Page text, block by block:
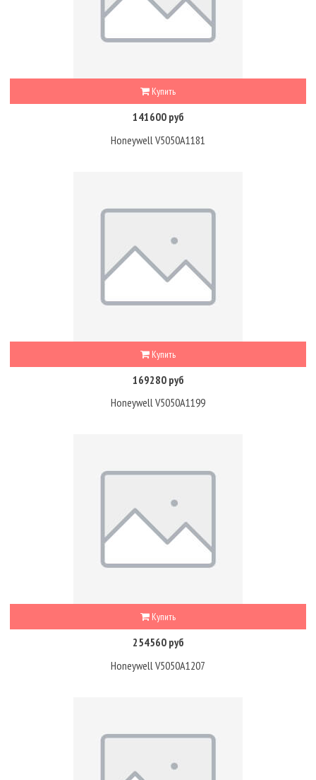
Купить
141600 руб
Honeywell V5050A1181
Купить
169280 руб
Honeywell V5050A1199
Купить
254560 руб
Honeywell V5050A1207